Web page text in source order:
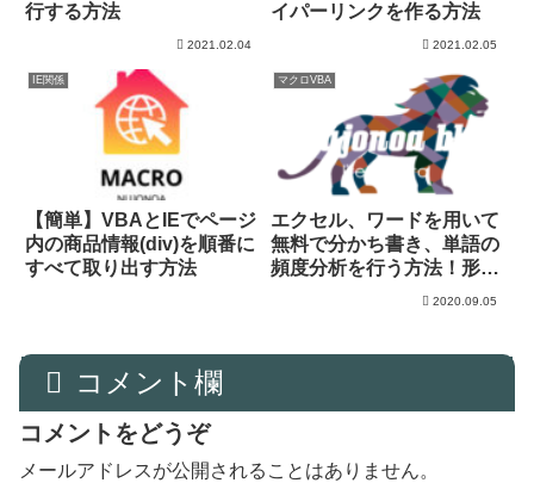
行する方法
2021.02.04
イパーリンクを作る方法
2021.02.05
IE関係
【簡単】VBAとIEでページ
内の商品情報(div)を順番に
すべて取り出す方法
マクロVBA
エクセル、ワードを用いて
無料で分かち書き、単語の
頻度分析を行う方法！形態
2020.09.05
コメント欄
コメントをどうぞ
メールアドレスが公開されることはありません。